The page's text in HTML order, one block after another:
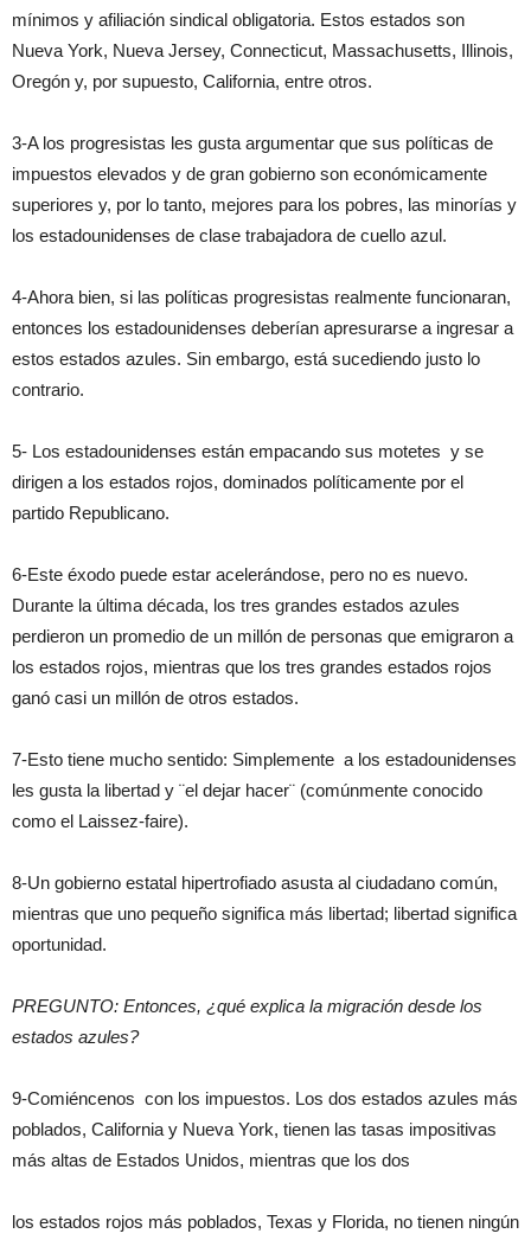
mínimos y afiliación sindical obligatoria. Estos estados son
Nueva York, Nueva Jersey, Connecticut, Massachusetts, Illinois,
Oregón y, por supuesto, California, entre otros.
3-A los progresistas les gusta argumentar que sus políticas de
impuestos elevados y de gran gobierno son económicamente
superiores y, por lo tanto, mejores para los pobres, las minorías y
los estadounidenses de clase trabajadora de cuello azul.
4-Ahora bien, si las políticas progresistas realmente funcionaran,
entonces los estadounidenses deberían apresurarse a ingresar a
estos estados azules. Sin embargo, está sucediendo justo lo
contrario.
5- Los estadounidenses están empacando sus motetes y se
dirigen a los estados rojos, dominados políticamente por el
partido Republicano.
6-Este éxodo puede estar acelerándose, pero no es nuevo.
Durante la última década, los tres grandes estados azules
perdieron un promedio de un millón de personas que emigraron a
los estados rojos, mientras que los tres grandes estados rojos
ganó casi un millón de otros estados.
7-Esto tiene mucho sentido: Simplemente a los estadounidenses
les gusta la libertad y ¨el dejar hacer¨ (comúnmente conocido
como el Laissez-faire).
8-Un gobierno estatal hipertrofiado asusta al ciudadano común,
mientras que uno pequeño significa más libertad; libertad significa
oportunidad.
PREGUNTO: Entonces, ¿qué explica la migración desde los
estados azules?
9-Comiéncenos con los impuestos. Los dos estados azules más
poblados, California y Nueva York, tienen las tasas impositivas
más altas de Estados Unidos, mientras que los dos
los estados rojos más poblados, Texas y Florida, no tienen ningún